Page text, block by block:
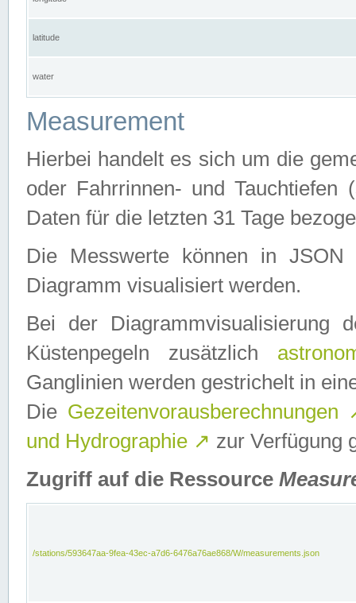
latitude
water
Measurement
Hierbei handelt es sich um die
oder Fahrrinnen- und Tauchtiefen
Daten für die letzten 31 Tage
Die Messwerte können in
Diagramm visualisiert werden.
Bei der Diagrammvisualisierung
Küstenpegeln zusätzlich
Ganglinien werden gestrichelt in
Die Gezeitenvorausberechnungen
und Hydrographie ↗ zur Verfügung
Zugriff auf die Ressource
/stations/593647aa-9fea-43ec-a7d6-6476a76ae868/W/measurements.json